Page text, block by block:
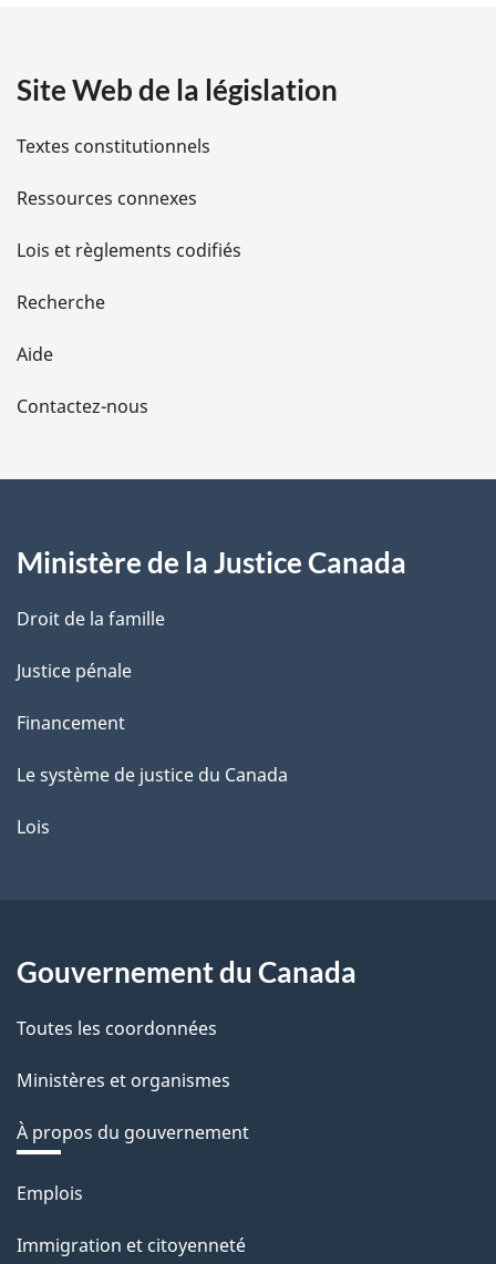
i
l
s
d
e
l
a
e
Site Web de la législation
Textes constitutionnels
Ressources connexes
Lois et règlements codifiés
Recherche
Aide
Contactez-nous
Ministère de la Justice Canada
Droit de la famille
Justice pénale
Financement
Le système de justice du Canada
Lois
Gouvernement du Canada
Toutes les coordonnées
Ministères et organismes
À propos du gouvernement
Thèmes
sujets
Emplois
Immigration et citoyenneté